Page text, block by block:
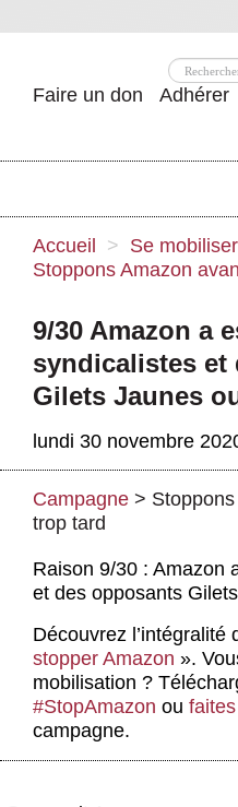
Faire un don Adhérer
Attac ?
Nos idées
Se mobiliser
Publications
Actus et médias
Accueil > Se mobiliser
Stoppons Amazon
9/30 Amazon a
syndicalistes et
Gilets Jaunes
lundi 30 novembre
Campagne >
trop tard
Raison 9/30 : Amazon
et des opposants
Découvrez l’intégralité
stopper Amazon ».
mobilisation ?
#StopAmazon ou
campagne.